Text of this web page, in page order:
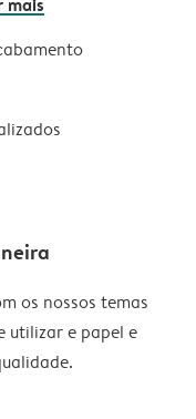
os nossos temas
utilizar e papel e